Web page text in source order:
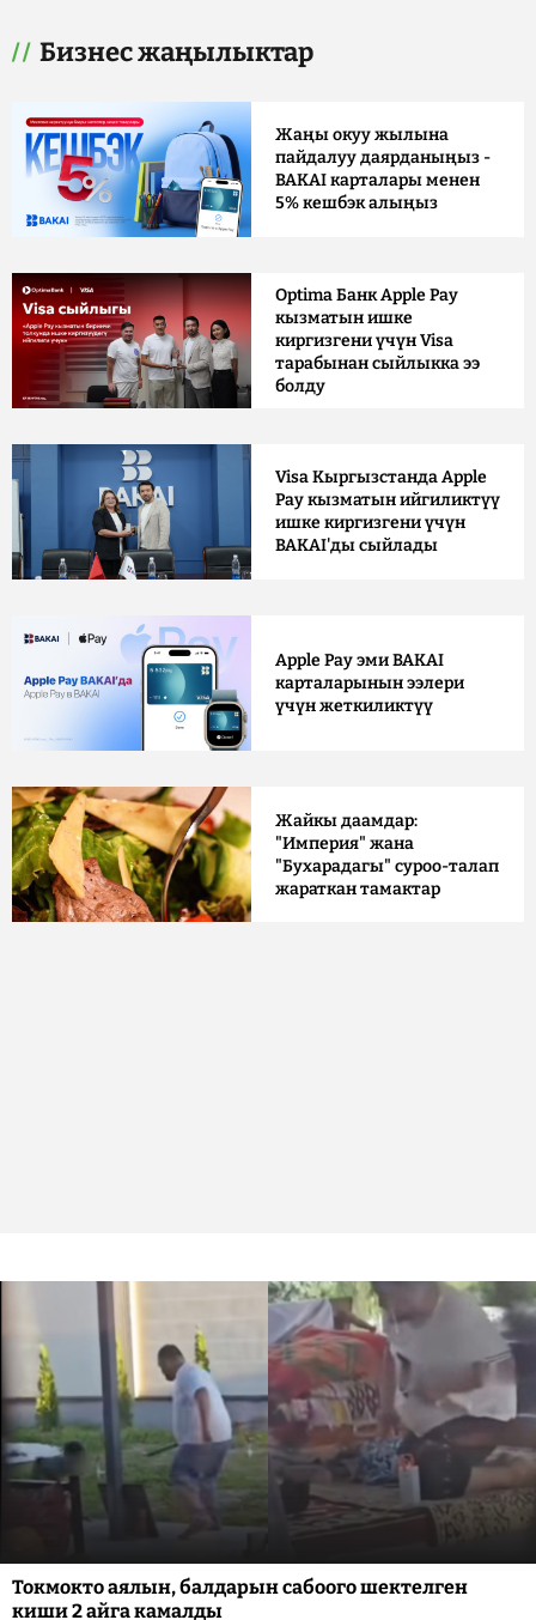
Бизнес жаңылыктар
Жаңы окуу жылына
пайдалуу даярданыңыз -
BAKAI карталары менен
5% кешбэк алыңыз
Optima Банк Apple Pay
кызматын ишке
киргизгени үчүн Visa
тарабынан сыйлыкка ээ
болду
Visa Кыргызстанда Apple
Pay кызматын ийгиликтүү
ишке киргизгени үчүн
BAKAI'ды сыйлады
Apple Pay эми BAKAI
карталарынын ээлери
үчүн жеткиликтүү
Жайкы даамдар:
"Империя" жана
"Бухарадагы" суроо-талап
жараткан тамактар
Токмокто аялын, балдарын сабоого шектелген
киши 2 айга камалды